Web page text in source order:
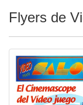
Flyers de